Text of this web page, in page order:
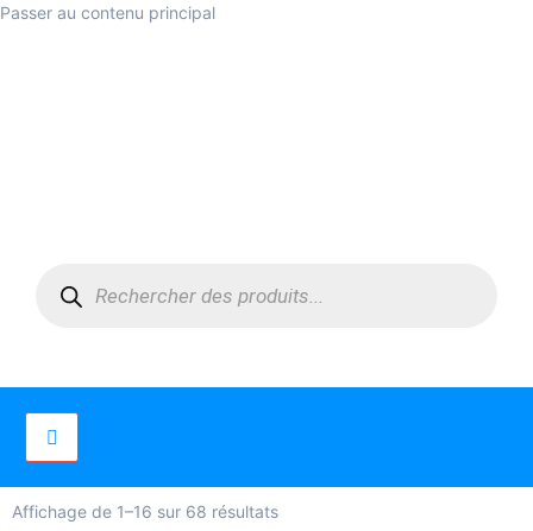
Passer au contenu principal
Affichage de 1–16 sur 68 résultats